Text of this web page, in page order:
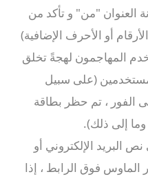
العنوان "من" و تأكد من
أو الأحرف الإضافية)
المهاجمون لهجةً تخلق
(على سبيل
الفور ، تم حظر بطاقة
إلى ذلك).
البريد الإلكتروني أو
فوق الرابط ، إذا